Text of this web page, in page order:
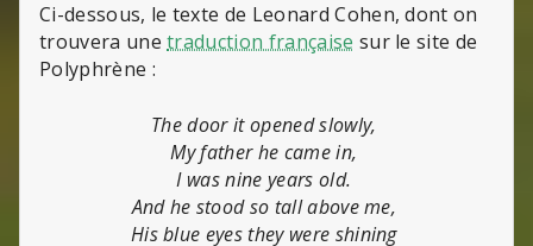
Ci-dessous, le texte de Leonard Cohen, dont on
trouvera unetraduction française sur le site de
Polyphrène :
The door it opened slowly,
My father he came in,
I was nine years old.
And he stood so tall above me,
His blue eyes they were shining